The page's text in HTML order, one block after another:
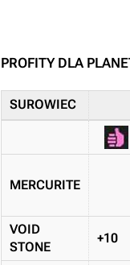
PROFITY DLA
SUROWIEC
MERCURITE
VOID
STONE
+10